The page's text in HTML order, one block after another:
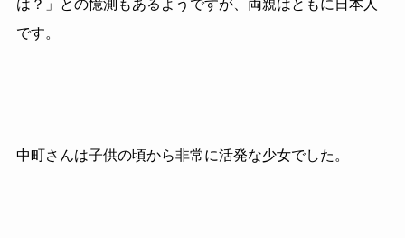
は？」との憶測もあるようですが、両親はともに日本人
です。
中町さんは子供の頃から非常に活発な少女でした。